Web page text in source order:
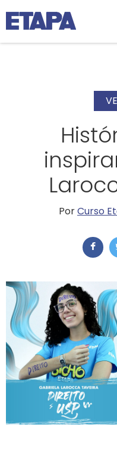
PorCurso